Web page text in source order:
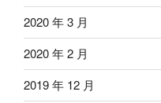
2020 年 3 月
2020 年 2 月
2019 年 12 月